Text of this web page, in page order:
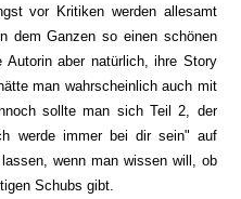
vor Kritiken werden allesamt
dem Ganzen so einen schönen
Autorin aber natürlich, ihre Story
man wahrscheinlich auch mit
sollte man sich Teil 2, der
werde immer bei dir sein" auf
wenn man wissen will, ob
Schubs gibt.